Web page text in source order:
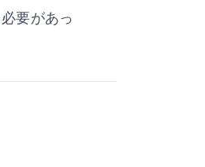
要があっ